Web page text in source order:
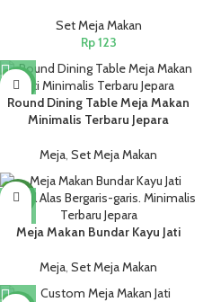
Set Meja Makan
Rp123
NEW
Round Dining Table Meja Makan
Minimalis Terbaru Jepara
Meja, Set Meja Makan
NEW
Meja Makan Bundar Kayu Jati
Meja, Set Meja Makan